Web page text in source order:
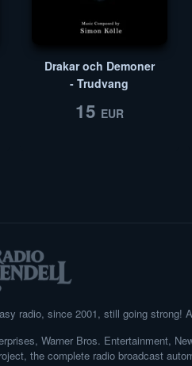
Drakar och Demoner
- Trudvang
15 EUR
radio, since 2001, still going strong!
Warner Bros. Entertainment,
, the complete radio broadcast